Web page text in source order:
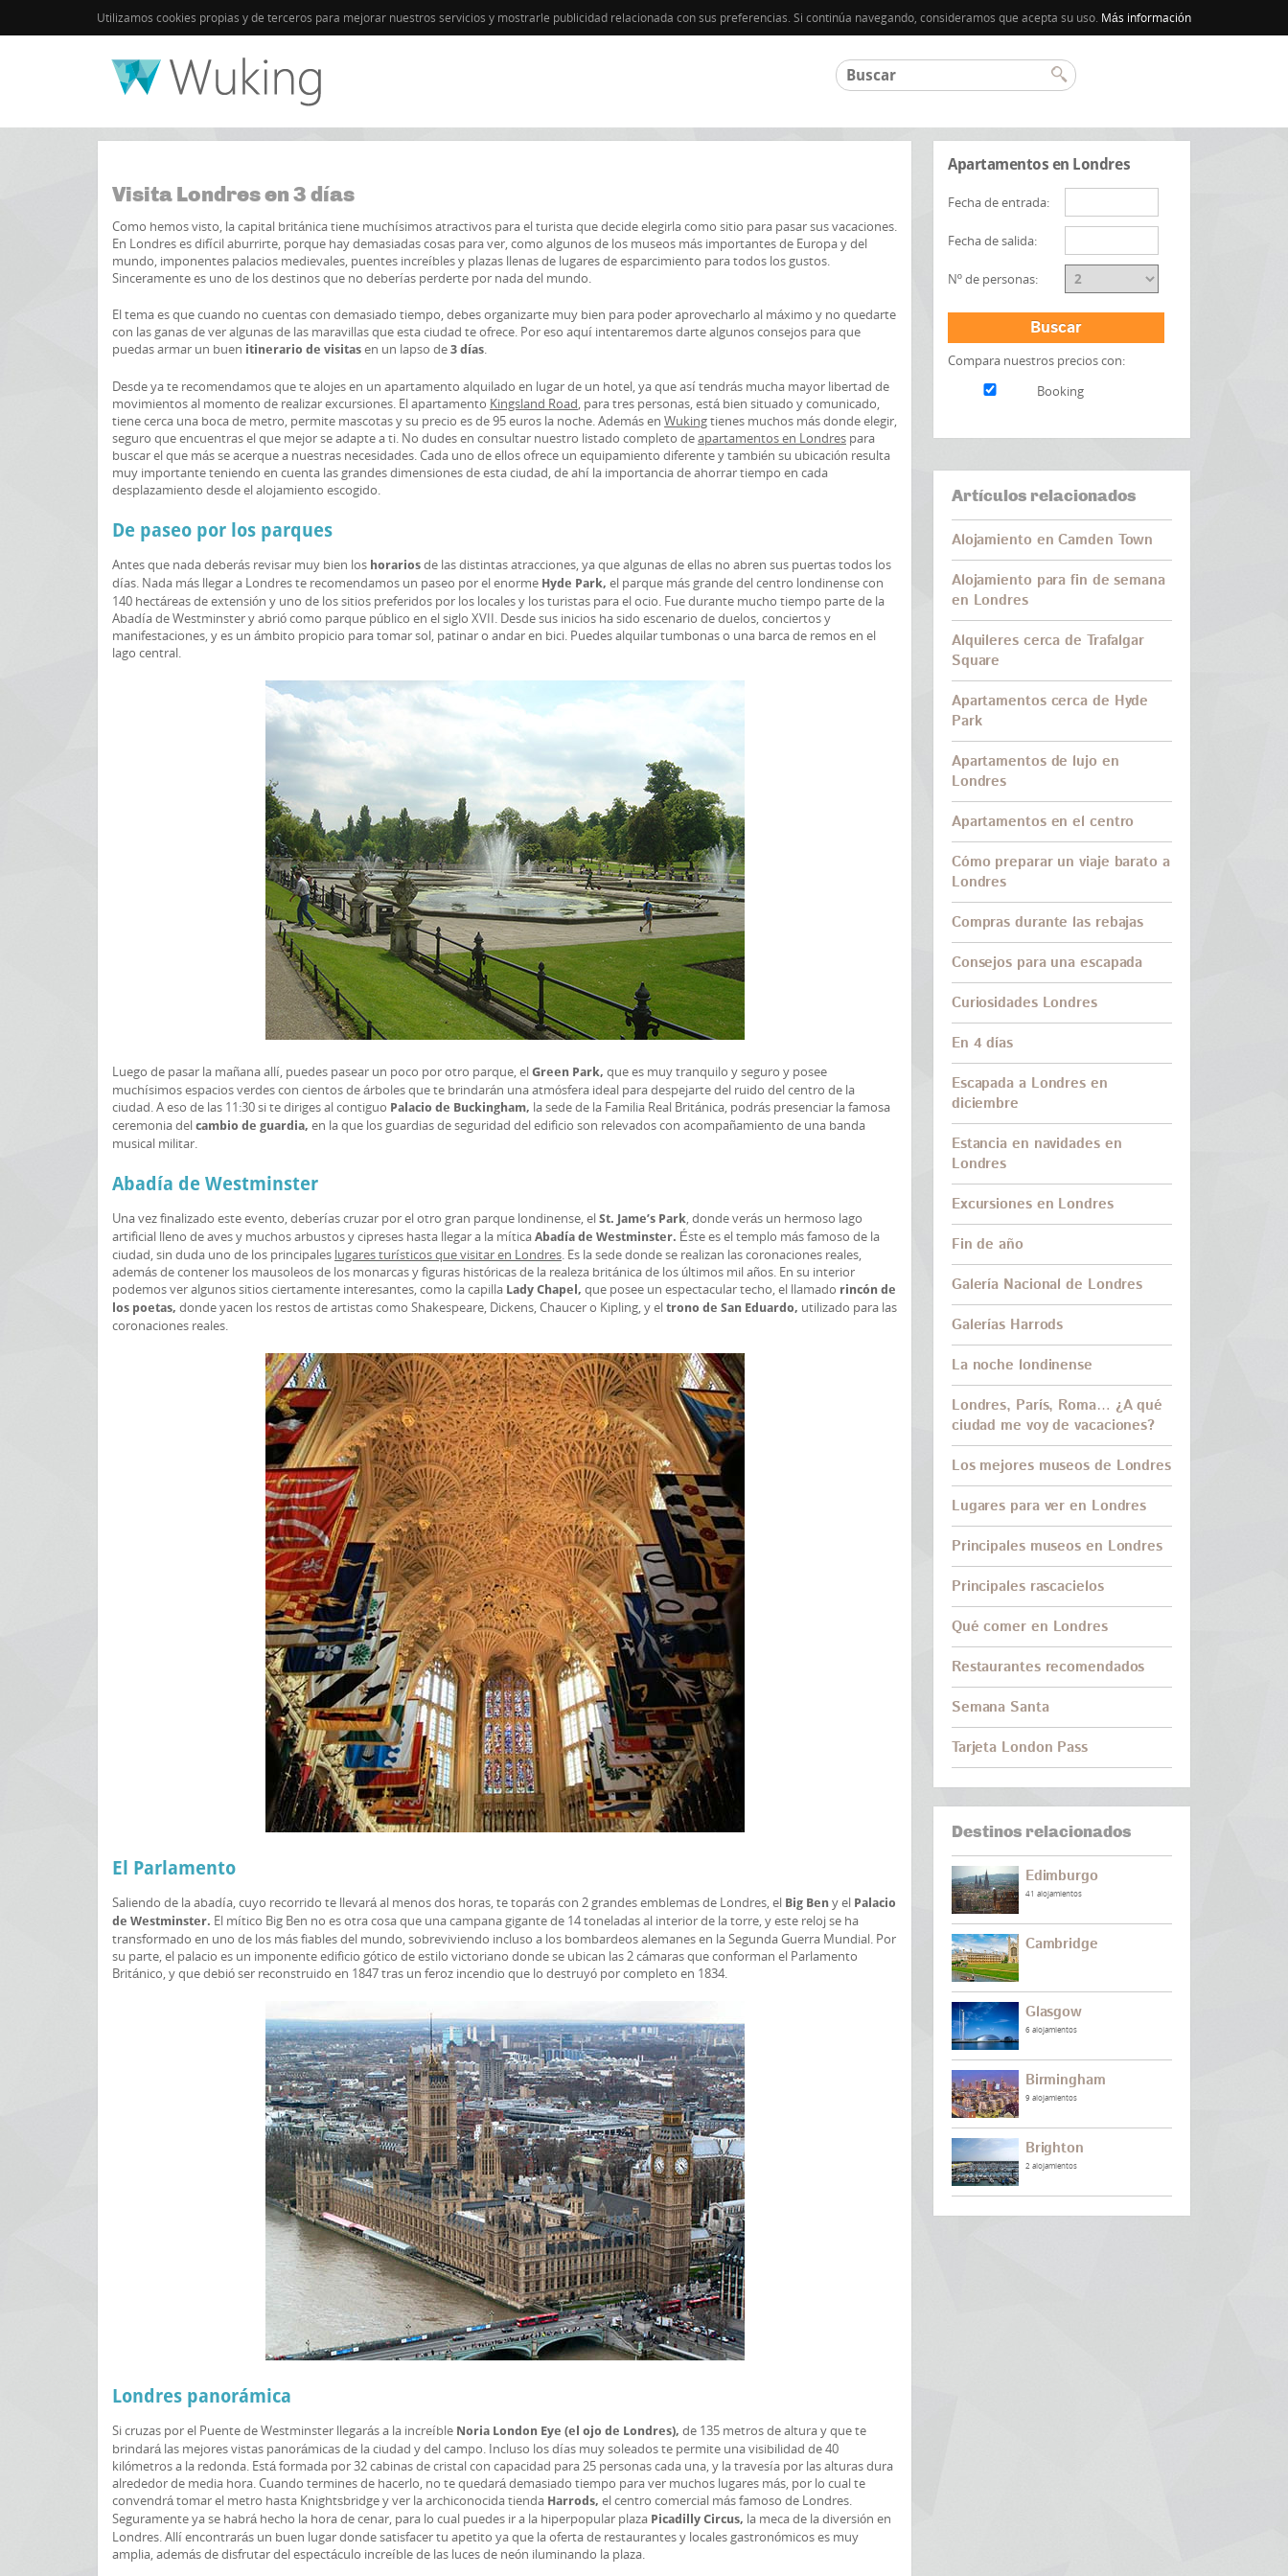
Utilizamos cookies propias y de terceros para mejorar nuestros servicios y mostrarle publicidad relacionada con sus preferencias. Si continúa navegando, consideramos que acepta su uso. Más información
Guía de Londres
Visita Londres en 3 días
Como hemos visto, la capital británica tiene muchísimos atractivos para el turista que decide elegirla como sitio para pasar sus vacaciones.
En Londres es difícil aburrirte, porque hay demasiadas cosas para ver, como algunos de los museos más importantes de Europa y del
mundo, imponentes palacios medievales, puentes increíbles y plazas llenas de lugares de esparcimiento para todos los gustos.
Sinceramente es uno de los destinos que no deberías perderte por nada del mundo.
El tema es que cuando no cuentas con demasiado tiempo, debes organizarte muy bien para poder aprovecharlo al máximo y no quedarte
con las ganas de ver algunas de las maravillas que esta ciudad te ofrece. Por eso aquí intentaremos darte algunos consejos para que
puedas armar un buen itinerario de visitas en un lapso de 3 días.
Desde ya te recomendamos que te alojes en un apartamento alquilado en lugar de un hotel, ya que así tendrás mucha mayor libertad de
movimientos al momento de realizar excursiones. El apartamento Kingsland Road, para tres personas, está bien situado y comunicado,
tiene cerca una boca de metro, permite mascotas y su precio es de 95 euros la noche. Además en Wukingtienes muchos más donde elegir,
seguro que encuentras el que mejor se adapte a ti. No dudes en consultar nuestro listado completo deapartamentos en Londres para
buscar el que más se acerque a nuestras necesidades. Cada uno de ellos ofrece un equipamiento diferente y también su ubicación resulta
muy importante teniendo en cuenta las grandes dimensiones de esta ciudad, de ahí la importancia de ahorrar tiempo en cada
desplazamiento desde el alojamiento escogido.
De paseo por los parques
Antes que nada deberás revisar muy bien los horarios de las distintas atracciones, ya que algunas de ellas no abren sus puertas todos los
días. Nada más llegar a Londres te recomendamos un paseo por el enorme Hyde Park, el parque más grande del centro londinense con
140 hectáreas de extensión y uno de los sitios preferidos por los locales y los turistas para el ocio. Fue durante mucho tiempo parte de la
Abadía de Westminster y abrió como parque público en el siglo XVII. Desde sus inicios ha sido escenario de duelos, conciertos y
manifestaciones, y es un ámbito propicio para tomar sol, patinar o andar en bici. Puedes alquilar tumbonas o una barca de remos en el
lago central.
Luego de pasar la mañana allí, puedes pasear un poco por otro parque, el Green Park, que es muy tranquilo y seguro y posee
muchísimos espacios verdes con cientos de árboles que te brindarán una atmósfera ideal para despejarte del ruido del centro de la
ciudad. A eso de las 11:30 si te diriges al contiguo Palacio de Buckingham, la sede de la Familia Real Británica, podrás presenciar la famosa
ceremonia del cambio de guardia, en la que los guardias de seguridad del edificio son relevados con acompañamiento de una banda
musical militar.
Abadía de Westminster
Una vez finalizado este evento, deberías cruzar por el otro gran parque londinense, el St. Jame’s Park, donde verás un hermoso lago
artificial lleno de aves y muchos arbustos y cipreses hasta llegar a la mítica Abadía de Westminster. Éste es el templo más famoso de la
ciudad, sin duda uno de los principales lugares turísticos que visitar en Londres. Es la sede donde se realizan las coronaciones reales,
además de contener los mausoleos de los monarcas y figuras históricas de la realeza británica de los últimos mil años. En su interior
podemos ver algunos sitios ciertamente interesantes, como la capilla Lady Chapel, que posee un espectacular techo, el llamado rincón de
los poetas, donde yacen los restos de artistas como Shakespeare, Dickens, Chaucer o Kipling, y el trono de San Eduardo, utilizado para las
coronaciones reales.
El Parlamento
Saliendo de la abadía, cuyo recorrido te llevará al menos dos horas, te toparás con 2 grandes emblemas de Londres, el Big Ben y el Palacio
de Westminster. El mítico Big Ben no es otra cosa que una campana gigante de 14 toneladas al interior de la torre, y este reloj se ha
transformado en uno de los más fiables del mundo, sobreviviendo incluso a los bombardeos alemanes en la Segunda Guerra Mundial. Por
su parte, el palacio es un imponente edificio gótico de estilo victoriano donde se ubican las 2 cámaras que conforman el Parlamento
Británico, y que debió ser reconstruido en 1847 tras un feroz incendio que lo destruyó por completo en 1834.
Londres panorámica
Si cruzas por el Puente de Westminster llegarás a la increíble Noria London Eye (el ojo de Londres), de 135 metros de altura y que te
brindará las mejores vistas panorámicas de la ciudad y del campo. Incluso los días muy soleados te permite una visibilidad de 40
kilómetros a la redonda. Está formada por 32 cabinas de cristal con capacidad para 25 personas cada una, y la travesía por las alturas dura
alrededor de media hora. Cuando termines de hacerlo, no te quedará demasiado tiempo para ver muchos lugares más, por lo cual te
convendrá tomar el metro hasta Knightsbridge y ver la archiconocida tienda Harrods, el centro comercial más famoso de Londres.
Seguramente ya se habrá hecho la hora de cenar, para lo cual puedes ir a la hiperpopular plaza Picadilly Circus, la meca de la diversión en
Londres. Allí encontrarás un buen lugar donde satisfacer tu apetito ya que la oferta de restaurantes y locales gastronómicos es muy
amplia, además de disfrutar del espectáculo increíble de las luces de neón iluminando la plaza.
Apartamentos en Londres
Fecha de entrada:
Fecha de salida:
Nº de personas:
Buscar
Compara nuestros precios con:
Booking
Artículos relacionados
Alojamiento en Camden Town
Alojamiento para fin de semana
en Londres
Alquileres cerca de Trafalgar
Square
Apartamentos cerca de Hyde
Park
Apartamentos de lujo en
Londres
Apartamentos en el centro
Cómo preparar un viaje barato a
Londres
Compras durante las rebajas
Consejos para una escapada
Curiosidades Londres
En 4 días
Escapada a Londres en
diciembre
Estancia en navidades en
Londres
Excursiones en Londres
Fin de año
Galería Nacional de Londres
Galerías Harrods
La noche londinense
Londres, París, Roma… ¿A qué
ciudad me voy de vacaciones?
Los mejores museos de Londres
Lugares para ver en Londres
Principales museos en Londres
Principales rascacielos
Qué comer en Londres
Restaurantes recomendados
Semana Santa
Tarjeta London Pass
Destinos relacionados
Edimburgo
41 alojamientos
Cambridge
Glasgow
6 alojamientos
Birmingham
9 alojamientos
Brighton
2 alojamientos